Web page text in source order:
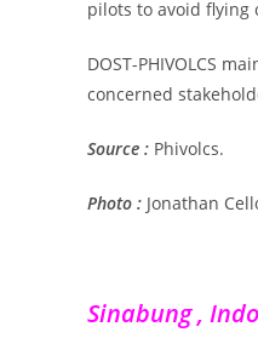
pilots to avoid flying
DOST-PHIVOLCS
concerned
Source : Phivolcs.
Photo : Jonathan
Sinabung ,